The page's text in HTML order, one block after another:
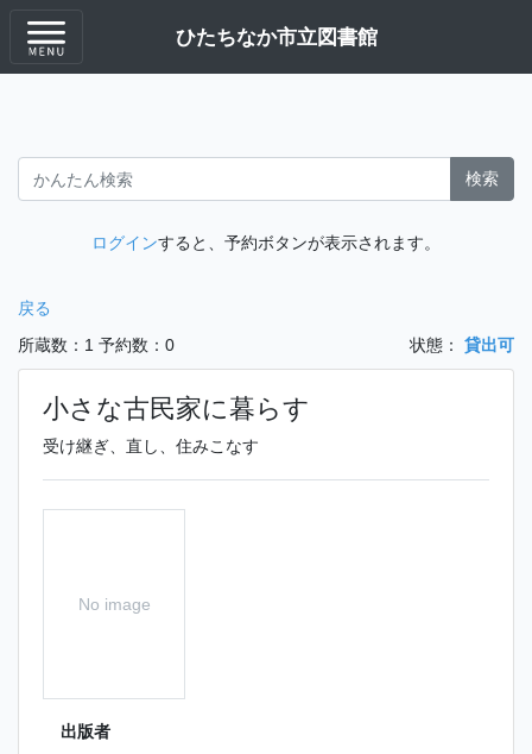
ひたちなか市立図書館
検索
ログインすると、予約ボタンが表示されます。
戻る
所蔵数：1 予約数：0 状態： 貸出可
小さな古民家に暮らす
受け継ぎ、直し、住みこなす
No image
出版者